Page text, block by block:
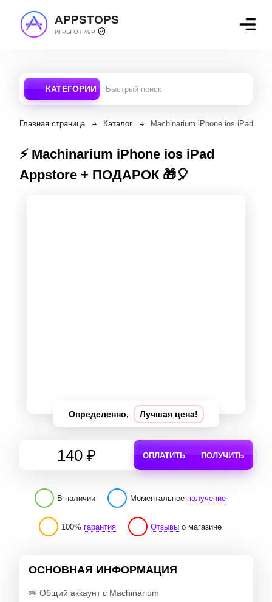
APPSTOPS
ИГРЫ ОТ 49Р
КАТЕГОРИИ
Главная страница Каталог Machinarium iPhone ios iPad
⚡️ Machinarium iPhone ios iPad
Appstore + ПОДАРОК 🎁🎈
Определенно, Лучшая цена!
140 ₽ ОПЛАТИТЬ ПОЛУЧИТЬ
В наличии Моментальное получение
100% гарантия Отзывыо магазине
ОСНОВНАЯ ИНФОРМАЦИЯ
✏️ Общий аккаунт с Machinariu‪m ‪